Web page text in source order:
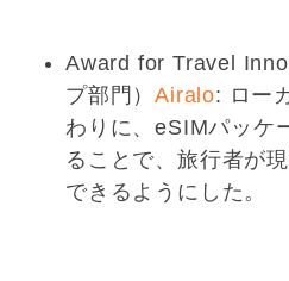
Award for Travel
プ部門）Airalo: ロー
わりに、eSIMパッケ
ることで、旅行者が
できるようにした。